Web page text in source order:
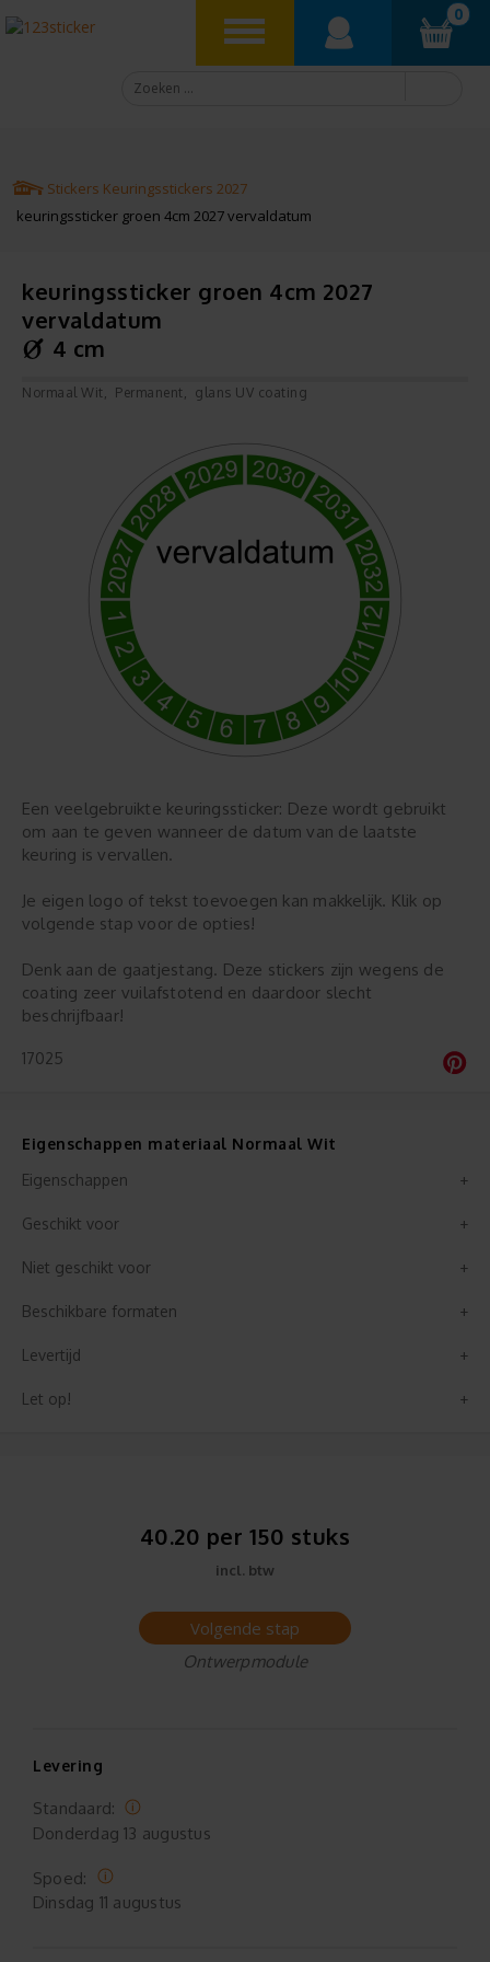
0
Stickers Keuringsstickers 2027
keuringssticker groen 4cm 2027 vervaldatum
keuringssticker groen 4cm 2027
vervaldatum
4 cm
Normaal Wit Permanent glans UV coating
Een veelgebruikte keuringssticker: Deze wordt gebruikt
om aan te geven wanneer de datum van de laatste
keuring is vervallen.
Je eigen logo of tekst toevoegen kan makkelijk. Klik op
volgende stap voor de opties!
Denk aan de gaatjestang. Deze stickers zijn wegens de
coating zeer vuilafstotend en daardoor slecht
beschrijfbaar!
17025
Eigenschappen materiaal Normaal Wit
Eigenschappen
Geschikt voor
Niet geschikt voor
Beschikbare formaten
Levertijd
Let op!
40.20 per 150 stuks
incl. btw
Volgende stap
Ontwerpmodule
Levering
Standaard:
Donderdag 13 augustus
Spoed:
Dinsdag 11 augustus